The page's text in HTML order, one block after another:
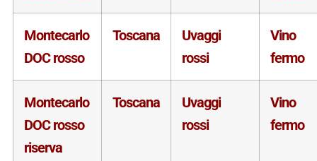
Montecarlo
DOC rosso
Toscana
Uvaggi
rossi
Vino
fermo
Montecarlo
DOC rosso
riserva
Toscana
Uvaggi
rossi
Vino
fermo